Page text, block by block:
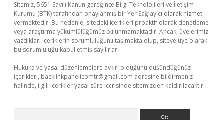
Sitemiz, 5651 Sayılı Kanun gereğince Bilgi Teknolojileri ve İletişim
Kurumu (BTK) tarafından onaylanmış bir Yer Sağlayıcı olarak hizmet
vermektedir. Bu nedenle, sitedeki içerikleri proaktif olarak denetleme
veya araştırma yükümlülüğümüz bulunmamaktadır. Ancak, üyelerimiz
yazdıkları içeriklerin sorumluluğunu taşımakta olup, siteye üye olarak
bu sorumluluğu kabul etmiş sayılırlar.
Hukuka ve yasal düzenlemelere aykırı olduğunu düşündüğünüz
içerikleri, backlinkpanelicomtr@gmail.com adresine bildirmeniz
halinde, ilgili içerikler yasal süre içerisinde sitemizden kaldırılacaktır.